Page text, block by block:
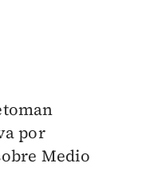
por
Medio